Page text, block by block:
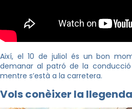
Així, el 10 de juliol és un bon
demanar al patró de la
mentre s’està a la carretera.
Vols conèixer la